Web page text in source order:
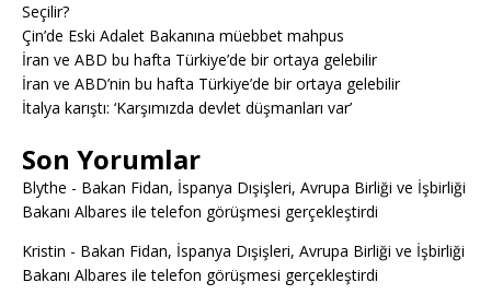
Seçilir?
Çin’de Eski Adalet Bakanına müebbet mahpus
İran ve ABD bu hafta Türkiye’de bir ortaya gelebilir
İran ve ABD’nin bu hafta Türkiye’de bir ortaya gelebilir
İtalya karıştı: ‘Karşımızda devlet düşmanları var’
Son Yorumlar
Blythe - Bakan Fidan, İspanya Dışişleri, Avrupa Birliği ve İşbirliği
Bakanı Albares ile telefon görüşmesi gerçekleştirdi
Kristin - Bakan Fidan, İspanya Dışişleri, Avrupa Birliği ve İşbirliği
Bakanı Albares ile telefon görüşmesi gerçekleştirdi